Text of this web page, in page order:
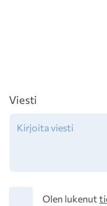
Viesti
TietosuojaOlen lukenut